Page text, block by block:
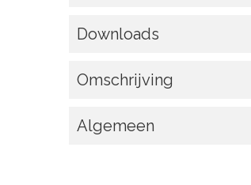
Downloads
Omschrijving
Algemeen